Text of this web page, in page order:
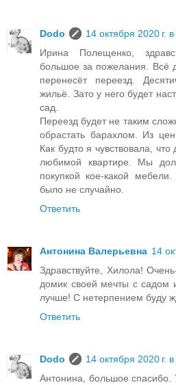
Dodo
14 октября 2020 г.
Ирина Полещенко,
большое за пожелания. Всё
перенесёт переезд.
жильё. Зато у него будет
сад.
Переезд будет не таким
обрастать барахлом. Из
Как будто я чувствовала,
любимой квартире. Мы
покупкой кое-какой
было не случайно.
Ответить
Антонина Валерьевна 14
Здравствуйте, Хилола!
домик своей мечты с садом
лучше! С нетерпением буду
Ответить
Dodo
14 октября 2020 г.
Антонина, большое